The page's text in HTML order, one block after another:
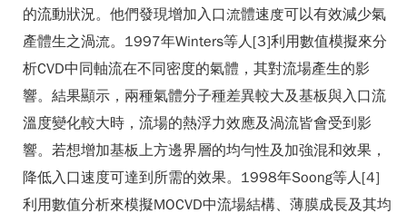
的流動狀況。他們發現增加入口流體速度可以有效減少氣
產體生之渦流。1997年Winters等人[3]利用數值模擬來分
析CVD中同軸流在不同密度的氣體，其對流場產生的影
響。結果顯示，兩種氣體分子種差異較大及基板與入口流
溫度變化較大時，流場的熱浮力效應及渦流皆會受到影
響。若想增加基板上方邊界層的均勻性及加強混和效果，
降低入口速度可達到所需的效果。1998年Soong等人[4]
利用數值分析來模擬MOCVD中流場結構、薄膜成長及其均